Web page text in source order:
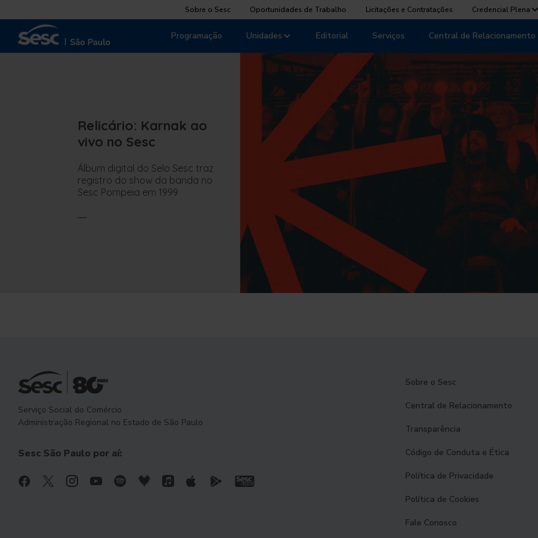
Sobre o Sesc Oportunidades de Trabalho Licitações e Contratações Credencial Plena
Unidades
Programação Editorial Serviços Central de Relacionamento
Relicário: Karnak ao
vivo no Sesc
Álbum digital do Selo Sesc traz
registro do show da banda no
Sesc Pompeia em 1999
Serviço Social do Comércio
Administração Regional no Estado de São Paulo
Sesc São Paulo por aí:
Sobre o Sesc
Central de Relacionamento
Transparência
Código de Conduta e Ética
Política de Privacidade
Política de Cookies
Fale Conosco